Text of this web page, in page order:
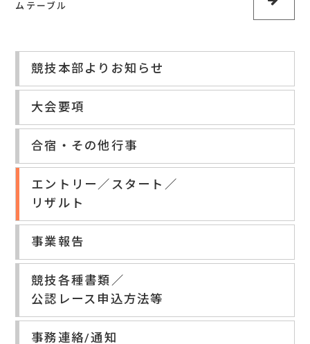
ムテーブル
競技本部よりお知らせ
大会要項
合宿・その他行事
エントリー／スタート／
リザルト
事業報告
競技各種書類／
公認レース申込方法等
事務連絡/通知